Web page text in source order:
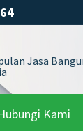
Jasa
Kami